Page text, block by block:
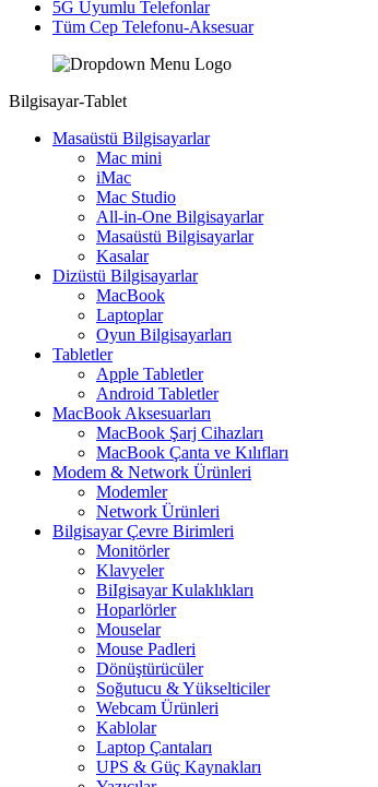
5G Uyumlu Telefonlar
Tüm Cep Telefonu-Aksesuar
Bilgisayar-Tablet
Masaüstü Bilgisayarlar
Mac mini
iMac
Mac Studio
All-in-One Bilgisayarlar
Masaüstü Bilgisayarlar
Kasalar
Dizüstü Bilgisayarlar
MacBook
Laptoplar
Oyun Bilgisayarları
Tabletler
Apple Tabletler
Android Tabletler
MacBook Aksesuarları
MacBook Şarj Cihazları
MacBook Çanta ve Kılıfları
Modem & Network Ürünleri
Modemler
Network Ürünleri
Bilgisayar Çevre Birimleri
Monitörler
Klavyeler
BiIgisayar Kulaklıkları
Hoparlörler
Mouselar
Mouse Padleri
Dönüştürücüler
Soğutucu & Yükselticiler
Webcam Ürünleri
Kablolar
Laptop Çantaları
UPS & Güç Kaynakları